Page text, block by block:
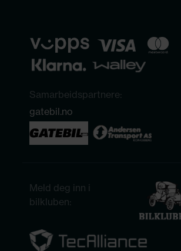
Samarbeidspartnere:
gatebil.no
Meld deg inn i
bilkluben: